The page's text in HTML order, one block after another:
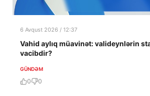
6 Avqust 2026 / 12:37
Vahid aylıq müavinət: valideynlərin
vacibdir?
GÜNDƏM
0 0